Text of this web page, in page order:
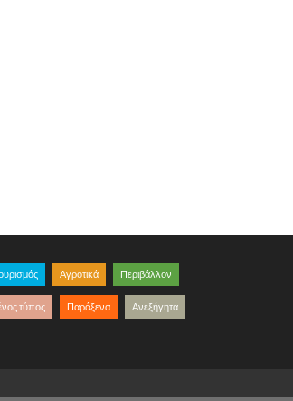
Αγροτικά Περιβάλλον
τύπος Παράξενα Ανεξήγητα